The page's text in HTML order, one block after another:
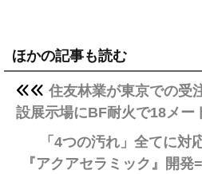
ほかの記事も読む
住友林業が東京での受
設展示場にBF耐火で18メー
「4つの汚れ」全てに
『アクアセラミック』開